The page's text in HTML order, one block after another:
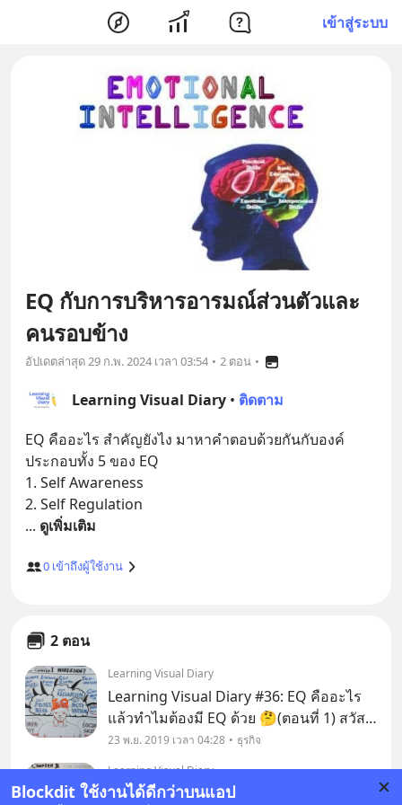
เข้าสู่ระบบ
Blockdit ใช้งานได้ดีกว่าบนแอป
EQ กับการบริหารอารมณ์ส่วนตัวและ
คนรอบข้าง
อัปเดตล่าสุด29 ก.พ. 2024 เวลา 03:54 • 2 ตอน •
Learning Visual Diary • ติดตาม
EQ คืออะไร สำคัญยังไง มาหาคำตอบด้วยกันกับองค์
ประกอบทั้ง 5 ของ EQ
1. Self Awareness
... ดูเพิ่มเติม
0 เข้าถึงผู้ใช้งาน
2 ตอน
Learning Visual Diary
Learning Visual Diary #36: EQ คืออะไร
แล้วทำไมต้องมี EQ ด้วย 🤔(ตอนที่ 1) สวัสดี
ครับทุกท่าน ทุกวันนี้เราสามารถเข้าถึง
ข้อมูลต่างๆได้ ทำให้เราสามารถทำความ
เข้าใจเรื่องต่างๆได้ง่ายขึ้น แต่เรื่องหนึ่งที่ผม
23 พ.ย. 2019 เวลา 04:28
ธุรกิจ
Learning Visual Diary
Learning Visual Diary #37 : เข้าใจตัวเอง